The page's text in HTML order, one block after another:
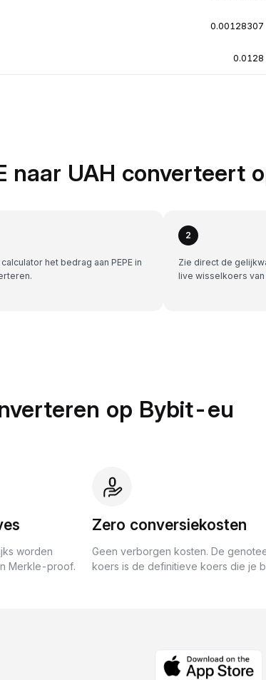
0.00128307
0.0128
naar UAH converteert
het bedrag aan PEPE in
2
Zie direct de
live wisselkoers van
op Bybit-eu
worden
Merkle-proof.
Zero conversiekosten
Geen verborgen kosten. De
koers is de definitieve koers die je